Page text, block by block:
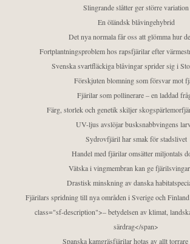
Slingrande slåtter ger större variation
En öländsk blåvingehybrid
Det nya normala får oss att glömma hur
Fortplantningsproblem hos rapsfjärilar efter
Svenska svartfläckiga blåvingar sprider sig i
Förskjuten blomning som försvar mot
Fjärilar som pollinerare – en laddad
Färg, storlek och genetik skiljer
UV-ljus avslöjar busksnabbvingens
Sydrovfjäril har smak för stadslivet
Handel med fjärilar omsätter miljontals
Vätska i vingmembran kan ge
Drastisk minskning av danska
Fjärilars spridning till nya områden i Sverige och
class="sf-description">– betydelsen av klimat,
särdrag</span>
Spanska kamgräsfjärilar hotas av allt torrare